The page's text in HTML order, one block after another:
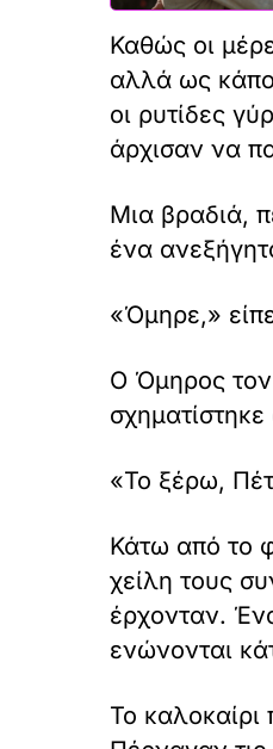
Καθώς οι
αλλά ως
οι ρυτίδες
άρχισαν να
Μια βραδιά,
ένα
«Όμηρε,»
Ο Όμηρος τον
«Το ξέρω,
Κάτω από το
χείλη τους
έρχονταν.
ενώνονται
Το